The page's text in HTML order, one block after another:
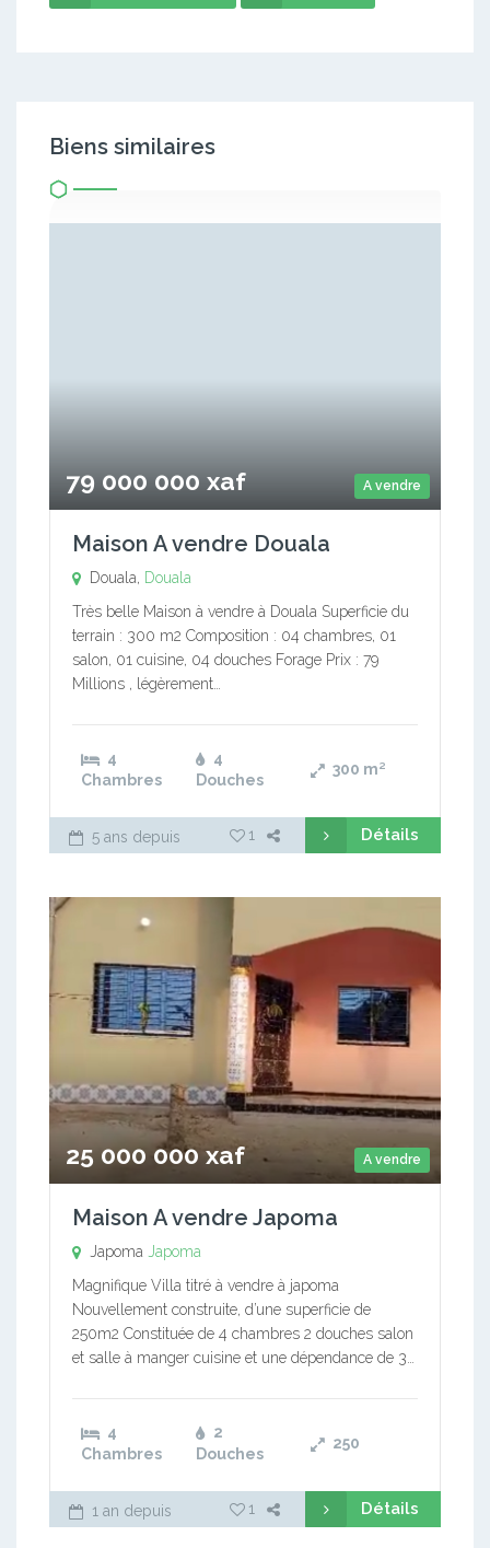
Biens similaires
A vendre
79 000 000 xaf
Maison A vendre Douala
Douala,
Douala
Très belle Maison à vendre à Douala Superficie du
terrain : 300 m2 Composition : 04 chambres, 01
salon, 01 cuisine, 04 douches Forage Prix : 79
Millions , légèrement…
4
Chambres
4
Douches
300 m²
5 ans depuis 1 Détails
A vendre
25 000 000 xaf
Maison A vendre Japoma
Japoma Japoma
Magnifique Villa titré à vendre à japoma
Nouvellement construite, d’une superficie de
250m2 Constituée de 4 chambres 2 douches salon
et salle à manger cuisine et une dépendance de 3…
4
Chambres
2
Douches
250
1 an depuis 1 Détails